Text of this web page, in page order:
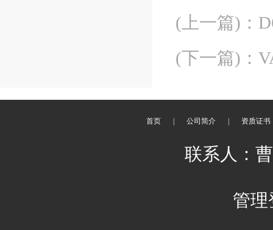
(上一篇) ：
(下一篇) ：
首页 公司简介 资质证书
联系人：
管理